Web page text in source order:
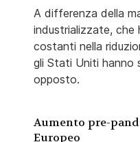
A differenza della
industrializzate, che
costanti nella
gli Stati Uniti hanno
opposto.
Aumento pre-
Europeo